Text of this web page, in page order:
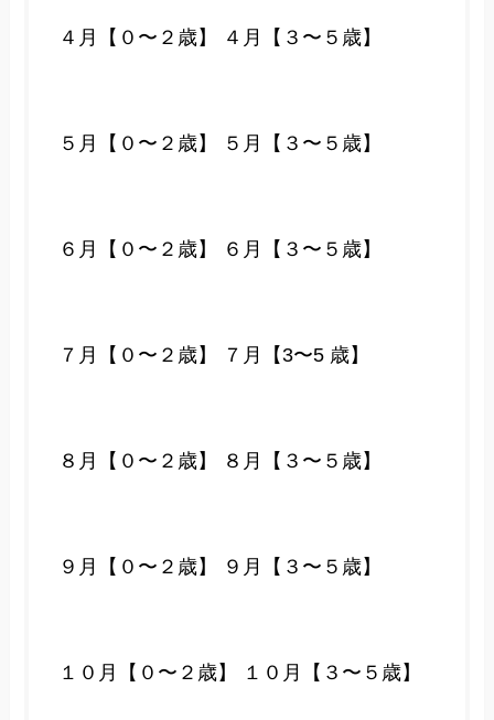
４月【０〜２歳】 ４月【３〜５歳】
５月【０〜２歳】 ５月【３〜５歳】
６月【０〜２歳】 ６月【３〜５歳】
７月【０〜２歳】 ７月【3〜5 歳】
８月【０〜２歳】 ８月【３〜５歳】
９月【０〜２歳】 ９月【３〜５歳】
１０月【０〜２歳】 １０月【３〜５歳】